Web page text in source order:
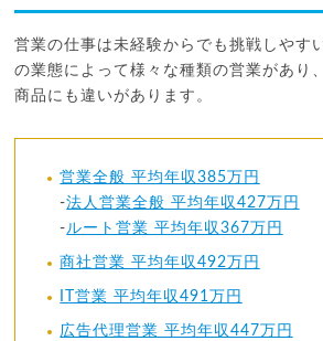
営業の仕事は未経験からでも挑戦しやす
の業態によって様々な種類の営業があり
商品にも違いがあります。
営業全般 平均年収385万円
-法人営業全般 平均年収427万円
-ルート営業 平均年収367万円
商社営業 平均年収492万円
IT営業 平均年収491万円
広告代理営業 平均年収447万円